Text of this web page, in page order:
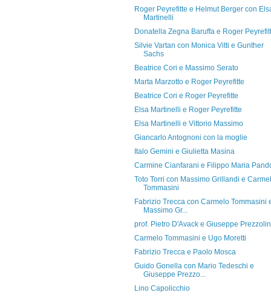
Roger Peyrefitte e Helmut Berger con
Martinelli
Donatella Zegna Baruffa e Roger
Silvie Vartan con Monica Vitti e Gunther
Sachs
Beatrice Cori e Massimo Serato
Marta Marzotto e Roger Peyrefitte
Beatrice Cori e Roger Peyrefitte
Elsa Martinelli e Roger Peyrefitte
Elsa Martinelli e Vittorio Massimo
Giancarlo Antognoni con la moglie
Italo Gemini e Giulietta Masina
Carmine Cianfarani e Filippo Maria
Toto Torri con Massimo Grillandi e
Tommasini
Fabrizio Trecca con Carmelo Tommasini
Massimo Gr...
prof. Pietro D'Avack e Giuseppe
Carmelo Tommasini e Ugo Moretti
Fabrizio Trecca e Paolo Mosca
Guido Gonella con Mario Tedeschi e
Giuseppe Prezzo...
Lino Capolicchio